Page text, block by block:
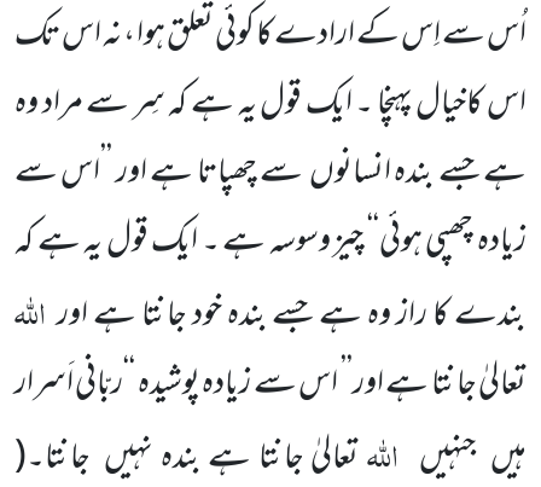
اُس سے اِسکے ارادے کا کوئی تعلق ہوا ، نہ اس تک
اس کاخیال پہنچا ۔ ایک قول یہ ہے کہ سِر سے مراد وہ
ہے جسے بندہ انسانوںسے چھپاتاہے اور ’’اس سے
زیادہ چھپی ہوئی‘‘ چیز وسوسہ ہے ۔ ایک قول یہ ہے کہ
بندے کا راز وہ ہے جسے بندہ خود جانتا ہے اوراللہ
تعالیٰ جانتا ہے اور’’ اس سے زیادہ پوشیدہ ‘‘ربّانی اَسرار
ہیں جنہیں اللہتعالیٰ جانتا ہے بندہ نہیں جانتا۔(